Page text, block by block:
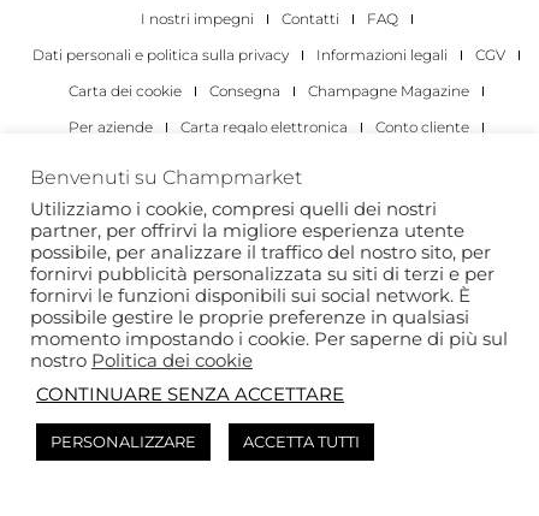
I nostri impegni
Contatti
FAQ
Dati personali e politica sulla privacy
Informazioni legali
CGV
Carta dei cookie
Consegna
Champagne Magazine
Per aziende
Carta regalo elettronica
Conto cliente
Per gli individui
Per le aziende
Copyright 2022 © tutti i diritti riservati. Champmarket.
Benvenuti su Champmarket
Utilizziamo i cookie, compresi quelli dei nostri
partner, per offrirvi la migliore esperienza utente
possibile, per analizzare il traffico del nostro sito, per
fornirvi pubblicità personalizzata su siti di terzi e per
fornirvi le funzioni disponibili sui social network. È
possibile gestire le proprie preferenze in qualsiasi
momento impostando i cookie. Per saperne di più sul
nostro Politica dei cookie
CONTINUARE SENZA ACCETTARE
PERSONALIZZARE ACCETTA TUTTI